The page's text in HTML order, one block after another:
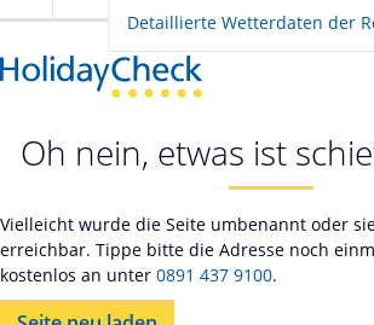
Detaillierte Wetterdaten der
Oh nein, etwas ist
Vielleicht wurde die Seite umbenannt oder
erreichbar. Tippe bitte die Adresse noch
kostenlos an unter 0891 437 9100.